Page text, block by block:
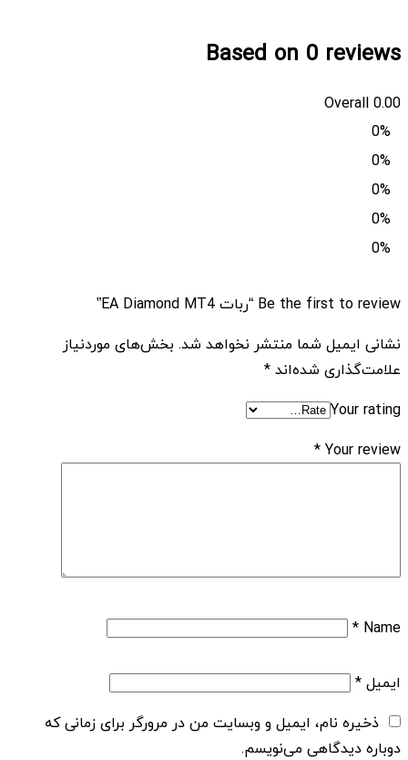
Based on 0 reviews
0.00
Overall
0%
0%
0%
0%
0%
Be the first to review “ربات EA Diamond MT4”
نشانی ایمیل شما منتشر نخواهد شد. بخش‌های موردنیاز
علامت‌گذاری شده‌اند*
Your rating
Your review
*
Name
*
ایمیل*
ذخیره نام، ایمیل و وبسایت من در مرورگر برای زمانی که
دوباره دیدگاهی می‌نویسم.